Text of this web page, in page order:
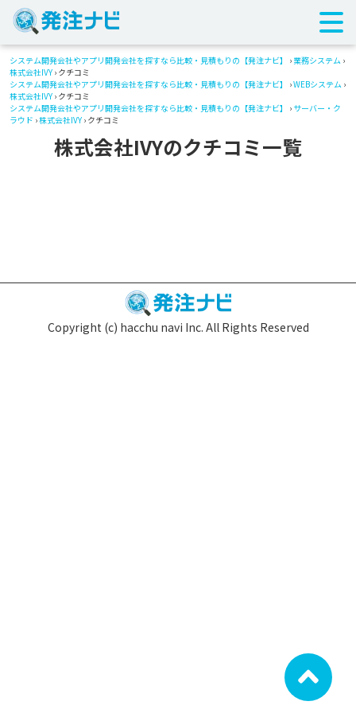
システム開発会社やアプリ開発会社を探すなら比較・見積もりの【発注ナビ】 › 業務システム ›
株式会社IVY › クチコミ
システム開発会社やアプリ開発会社を探すなら比較・見積もりの【発注ナビ】
›WEBシステム ›
株式会社IVY › クチコミ
システム開発会社やアプリ開発会社を探すなら比較・見積もりの【発注ナビ】
› サーバー・ク
ラウド ›株式会社IVY › クチコミ
株式会社IVYのクチコミ一覧
Copyright (c) hacchu navi Inc. All Rights Reserved